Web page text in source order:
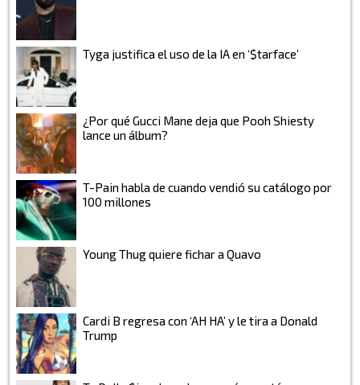
Tyga justifica el uso de la IA en ‘$tarface’
¿Por qué Gucci Mane deja que Pooh Shiesty
lance un álbum?
T-Pain habla de cuando vendió su catálogo por
100 millones
Young Thug quiere fichar a Quavo
Cardi B regresa con ‘AH HA’ y le tira a Donald
Trump